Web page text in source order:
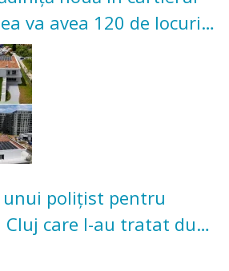
va avea 120 de locuri
unui polițist pentru
care l-au tratat după